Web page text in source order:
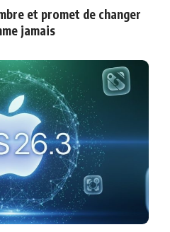
et promet de changer
jamais